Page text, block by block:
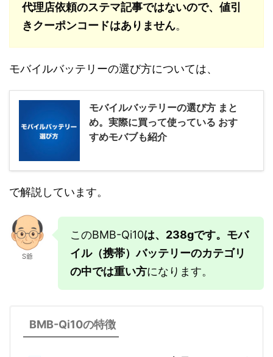
代理店依頼のステマ記事ではないので、値引
きクーポンコードはありません。
モバイルバッテリーの選び方については、
モバイルバッテリーの選び方 まと
め。実際に買って使っている おす
すめモバブも紹介
で解説しています。
S爺
このBMB-Qi10は、238gです。モバ
イル（携帯）バッテリーのカテゴリ
の中では重い方になります。
BMB-Qi10の特徴